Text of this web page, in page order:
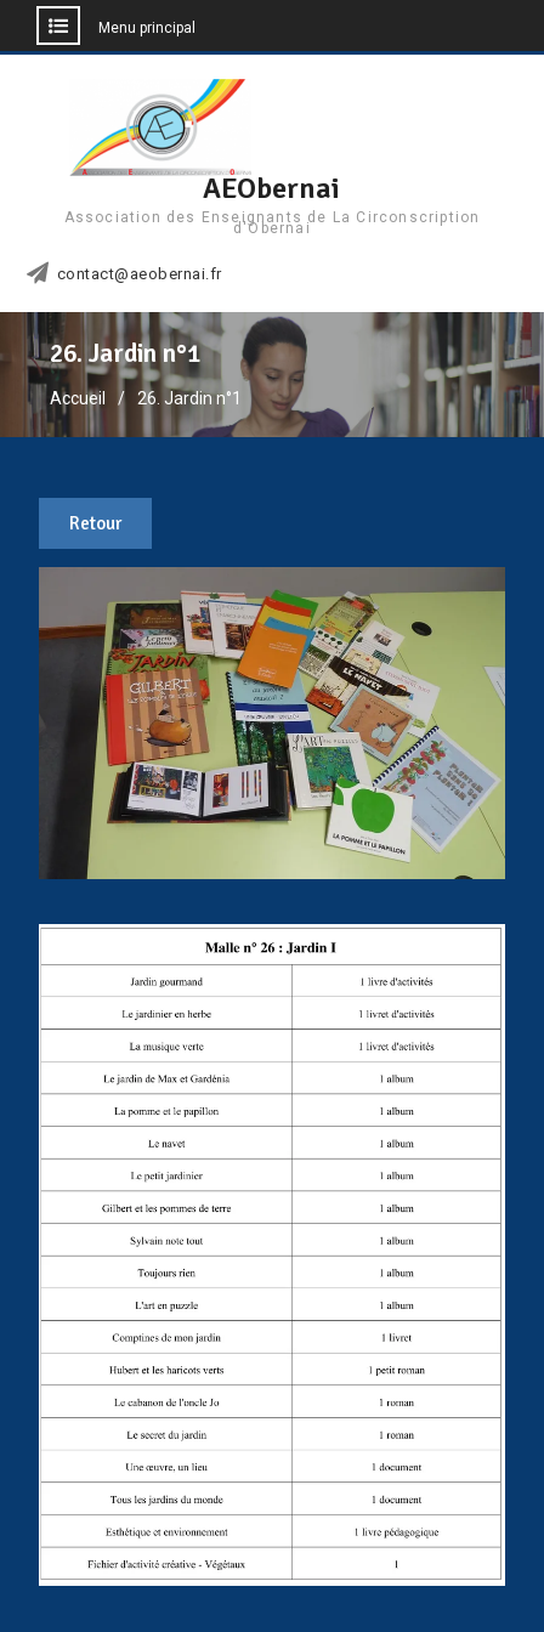
Menu principal
AEObernai
Association des Enseignants de La Circonscription
d'Obernai
contact@aeobernai.fr
26. Jardin n°1
Accueil 26. Jardin n°1